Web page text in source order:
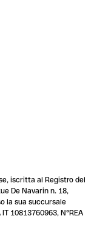
iscritta al Registro del
De Navarin n. 18,
la sua succursale
10813760963, N°REA